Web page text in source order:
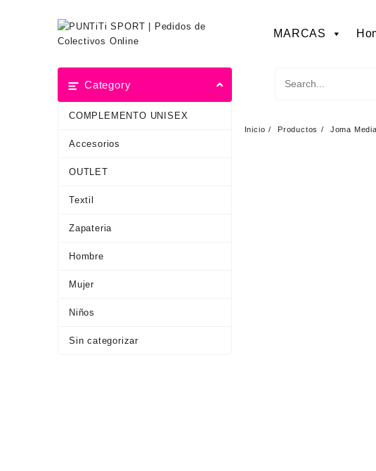
MARCAS
Category
COMPLEMENTO UNISEX
Accesorios
OUTLET
Textil
Zapateria
Hombre
Mujer
Niños
Sin categorizar
Inicio Productos Joma